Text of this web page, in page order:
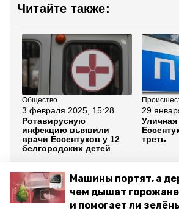
Машины портят, а
чем дышат
и помогает ли
Читайте также:
Общество
3 февраля 2025, 15:28
Ротавирусную
инфекцию выявили
врачи Ессентуков у 12
белгородских детей
29
Уличная
треть
Все новости